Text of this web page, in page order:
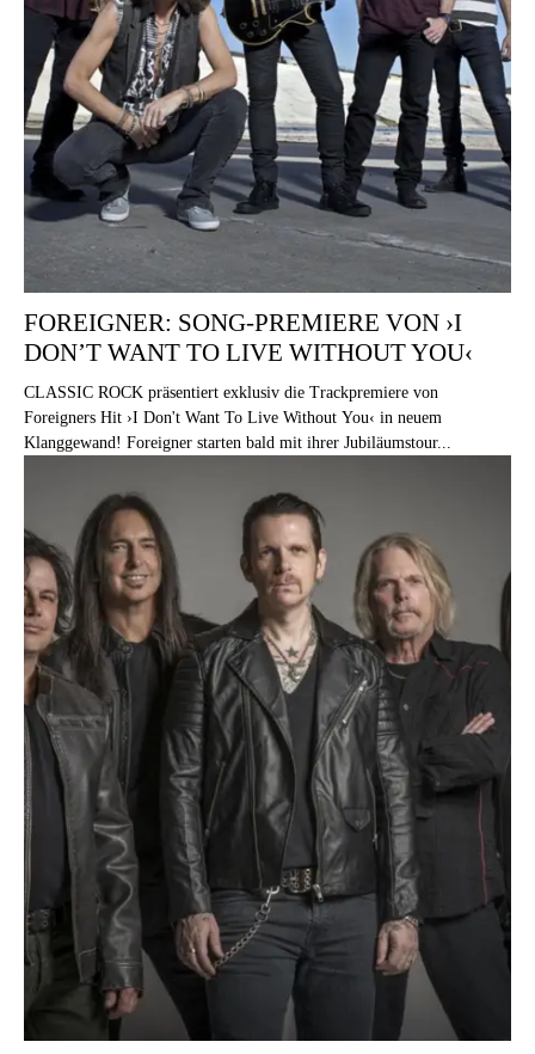
FOREIGNER: SONG-PREMIERE VON ›I
DON’T WANT TO LIVE WITHOUT YOU‹
CLASSIC ROCK präsentiert exklusiv die Trackpremiere von
Foreigners Hit ›I Don't Want To Live Without You‹ in neuem
Klanggewand! Foreigner starten bald mit ihrer Jubiläumstour...